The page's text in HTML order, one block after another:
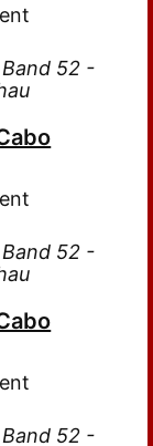
52 -
52 -
52 -